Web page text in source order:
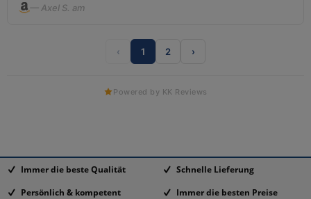
— Axel S. am
‹ 1 2 ›
Powered by KK Reviews
Immer die beste Qualität
Schnelle Lieferung
Persönlich & kompetent
Immer die besten Preise